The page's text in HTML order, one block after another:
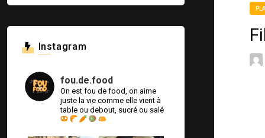
Instagram
fou.de.food
On est fou de food, on aime
juste la vie comme elle vient à
table ou debout, sucré ou salé